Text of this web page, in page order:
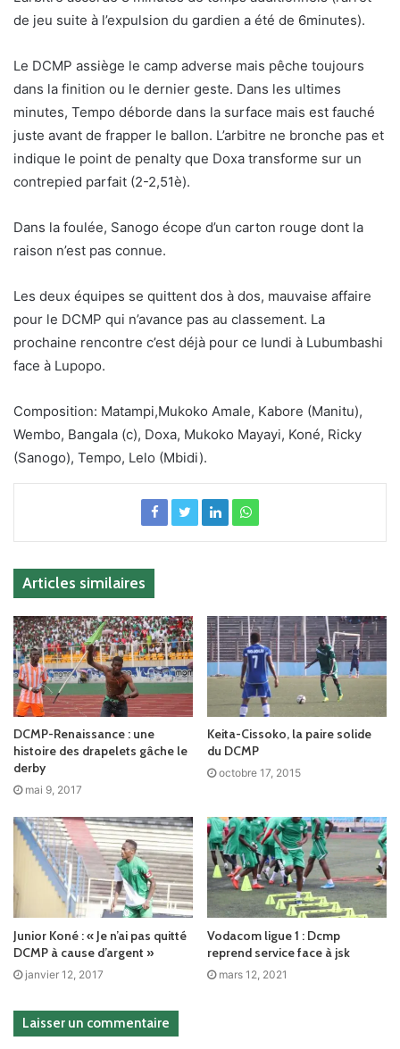
de jeu suite à l’expulsion du gardien a été de 6minutes).
Le DCMP assiège le camp adverse mais pêche toujours
dans la finition ou le dernier geste. Dans les ultimes
minutes, Tempo déborde dans la surface mais est fauché
juste avant de frapper le ballon. L’arbitre ne bronche pas et
indique le point de penalty que Doxa transforme sur un
contrepied parfait (2-2,51è).
Dans la foulée, Sanogo écope d’un carton rouge dont la
raison n’est pas connue.
Les deux équipes se quittent dos à dos, mauvaise affaire
pour le DCMP qui n’avance pas au classement. La
prochaine rencontre c’est déjà pour ce lundi à Lubumbashi
face à Lupopo.
Composition: Matampi,Mukoko Amale, Kabore (Manitu),
Wembo, Bangala (c), Doxa, Mukoko Mayayi, Koné, Ricky
(Sanogo), Tempo, Lelo (Mbidi).
Articles similaires
DCMP-Renaissance : une
histoire des drapelets gâche le
derby
mai 9, 2017
Keita-Cissoko, la paire solide
du DCMP
octobre 17, 2015
Junior Koné : « Je n’ai pas quitté
DCMP à cause d’argent »
janvier 12, 2017
Vodacom ligue 1 : Dcmp
reprend service face à jsk
mars 12, 2021
Laisser un commentaire